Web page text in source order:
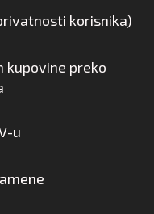
korisnika)
kupovine preko
u